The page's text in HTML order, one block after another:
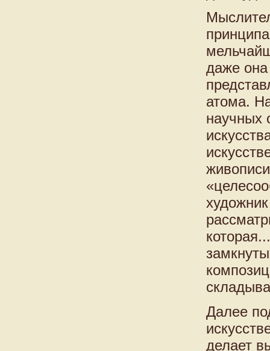
даже она
атома.
научных
Далее
делает